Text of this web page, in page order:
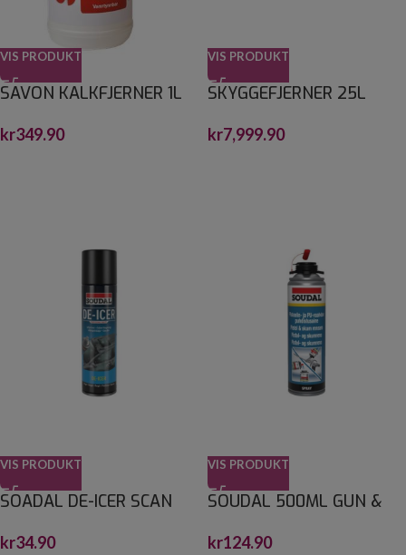
VIS PRODUKT
SAVON KALKFJERNER 1L
kr349.90
VIS PRODUKT
SKYGGEFJERNER 25L
kr7,999.90
VIS PRODUKT
SOADAL DE-ICER SCAN
kr34.90
VIS PRODUKT
SOUDAL 500ML GUN &
kr124.90